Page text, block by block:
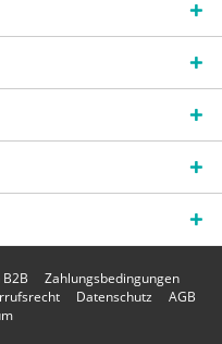
Zahlungsbedingungen
Datenschutz
AGB